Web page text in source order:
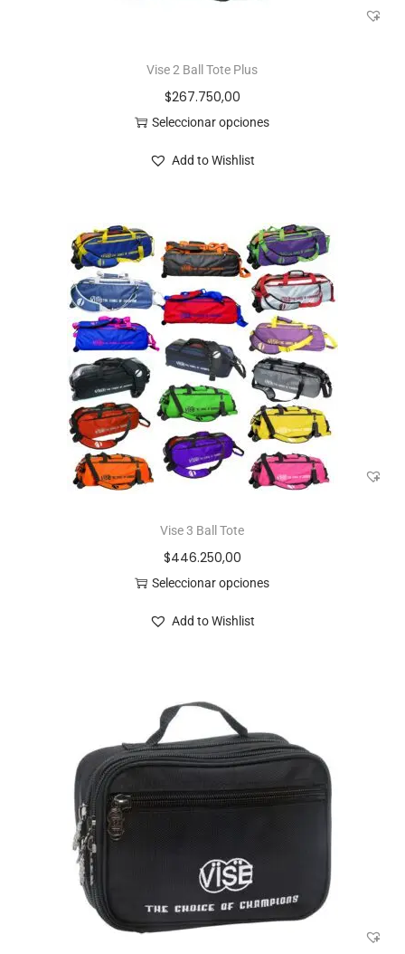
Vise 2 Ball Tote Plus
$267.750,00
Seleccionar opciones
Add to Wishlist
Vise 3 Ball Tote
$446.250,00
Seleccionar opciones
Add to Wishlist